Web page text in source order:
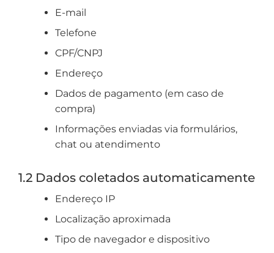
E-mail
Telefone
CPF/CNPJ
Endereço
Dados de pagamento (em caso de
compra)
Informações enviadas via formulários,
chat ou atendimento
1.2 Dados coletados automaticamente
Endereço IP
Localização aproximada
Tipo de navegador e dispositivo